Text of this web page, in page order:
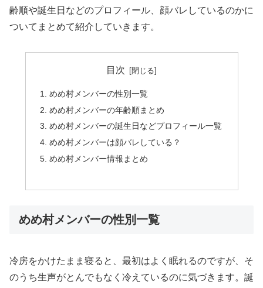
齢順や誕生日などのプロフィール、顔バレしているのかに
ついてまとめて紹介していきます。
目次
めめ村メンバーの性別一覧
めめ村メンバーの年齢順まとめ
めめ村メンバーの誕生日などプロフィール一覧
めめ村メンバーは顔バレしている？
めめ村メンバー情報まとめ
めめ村メンバーの性別一覧
冷房をかけたまま寝ると、最初はよく眠れるのですが、そ
のうち生声がとんでもなく冷えているのに気づきます。誕